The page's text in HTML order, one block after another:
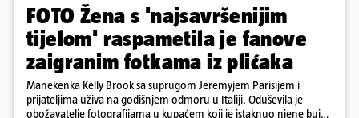
FOTO Žena s 'najsavršenijim
tijelom' raspametila je fanove
zaigranim fotkama iz plićaka
Manekenka Kelly Brook sa suprugom Jeremyjem Parisijem i
prijateljima uživa na godišnjem odmoru u Italiji. Oduševila je
obožavatelje fotografijama u kupaćem koji je istaknuo njene bujne